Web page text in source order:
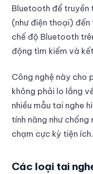
Bluetooth để truyền
(như điện thoại)
chế độ Bluetooth
động tìm kiếm và
Công nghệ này cho
không phải lo lắng
nhiều mẫu tai nghe
tính năng như
chạm cực kỳ tiện ích.
Các loại tai